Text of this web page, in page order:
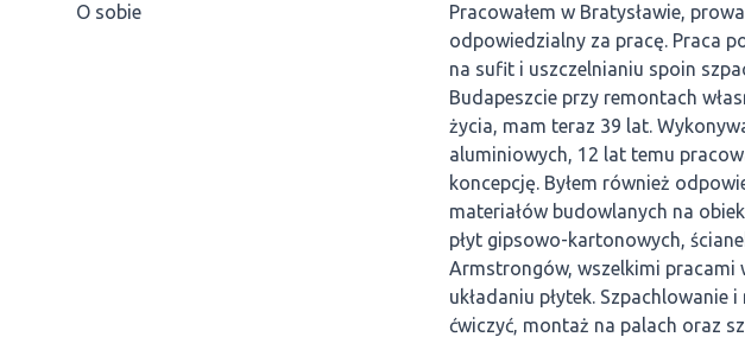
O sobie
Pracowałem w Bratysławie,
odpowiedzialny za pracę. Praca
na sufit i uszczelnianiu spoin
Budapeszcie przy remontach
życia, mam teraz 39 lat.
aluminiowych, 12 lat temu
koncepcję. Byłem również
materiałów budowlanych na
płyt gipsowo-kartonowych,
Armstrongów, wszelkimi pracami
układaniu płytek.
ćwiczyć, montaż na palach oraz